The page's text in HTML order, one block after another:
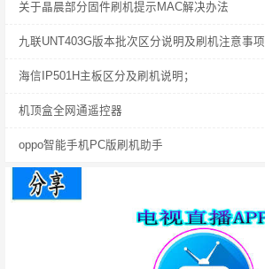
关于晶晨部分固件刷机提示MAC解决办法
九联UNT403G版本批次区分说明及刷机注意事项
海信IP501H主板区分及刷机说明；
机顶盒全网通遥控器
oppo智能手机PC版刷机助手